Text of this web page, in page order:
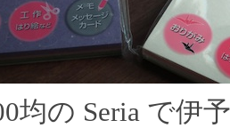
均の Seria で伊